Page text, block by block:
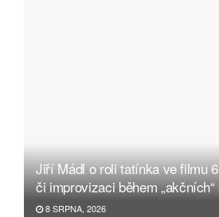
Jiří Mádl o roli tatínka ve filmu
či improvizaci během
8 SRPNA, 2026